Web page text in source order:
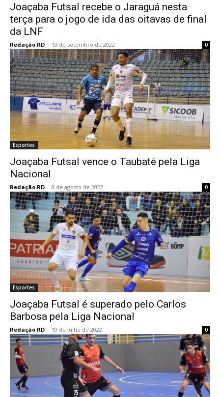
Joaçaba Futsal recebe o Jaraguá nesta
terça para o jogo de ida das oitavas de final
da LNF
Redação RD - 13 de setembro de 2022 0
Esportes
Joaçaba Futsal vence o Taubaté pela Liga
Nacional
Redação RD - 8 de agosto de 2022 0
Esportes
Joaçaba Futsal é superado pelo Carlos
Barbosa pela Liga Nacional
Redação RD - 19 de julho de 2022 0